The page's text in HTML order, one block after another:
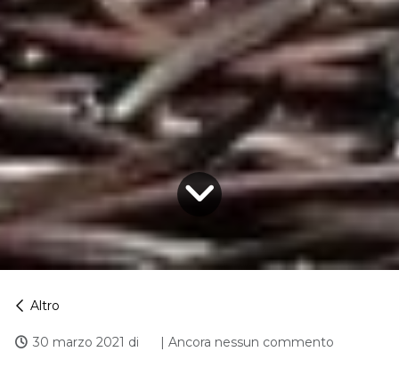
Altro
30 marzo 2021 di | Ancora nessun commento